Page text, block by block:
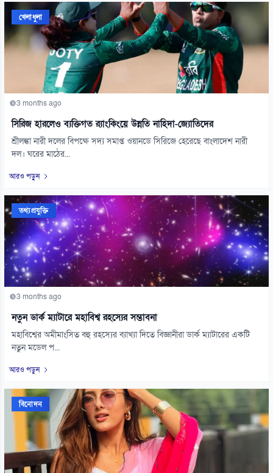
খেলাধুলা
3 months ago
সিরিজ হারলেও ব্যক্তিগত র‌্যাংকিংয়ে উন্নতি নাহিদা-জ্যোতিদের
শ্রীলঙ্কা নারী দলের বিপক্ষে সদ্য সমাপ্ত ওয়ানডে সিরিজে হেরেছে বাংলাদেশ নারী
দল। ঘরের মাঠের...
আরও পড়ুন
তথ্যপ্রযুক্তি
3 months ago
নতুন ডার্ক ম্যাটারে মহাবিশ্ব রহস্যের সম্ভাবনা
মহাবিশ্বের অমীমাংসিত বহু রহস্যের ব্যাখ্যা দিতে বিজ্ঞানীরা ডার্ক ম্যাটারের একটি
নতুন মডেল প...
আরও পড়ুন
বিনোদন